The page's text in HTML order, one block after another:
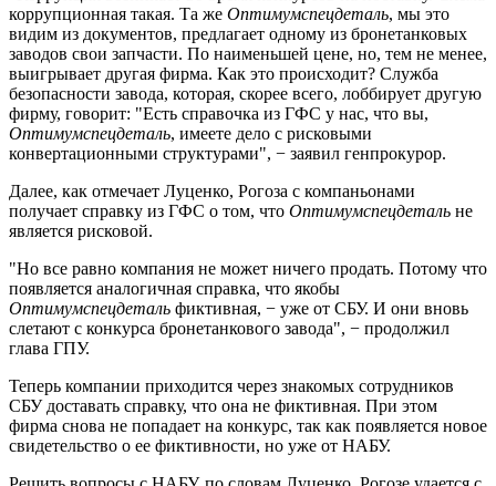
коррупционная такая. Та же Оптимумспецдеталь, мы это
видим из документов, предлагает одному из бронетанковых
заводов свои запчасти. По наименьшей цене, но, тем не менее,
выигрывает другая фирма. Как это происходит? Служба
безопасности завода, которая, скорее всего, лоббирует другую
фирму, говорит: "Есть справочка из ГФС у нас, что вы,
Оптимумспецдеталь, имеете дело с рисковыми
конвертационными структурами", − заявил генпрокурор.
Далее, как отмечает Луценко, Рогоза с компаньонами
получает справку из ГФС о том, что Оптимумспецдеталь не
является рисковой.
"Но все равно компания не может ничего продать. Потому что
появляется аналогичная справка, что якобы
Оптимумспецдеталь фиктивная, − уже от СБУ. И они вновь
слетают с конкурса бронетанкового завода", − продолжил
глава ГПУ.
Теперь компании приходится через знакомых сотрудников
СБУ доставать справку, что она не фиктивная. При этом
фирма снова не попадает на конкурс, так как появляется новое
свидетельство о ее фиктивности, но уже от НАБУ.